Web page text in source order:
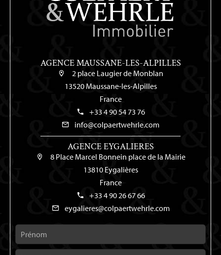
AGENCE MAUSSANE-LES-ALPILLES
2 place Laugier de Monblan
13520 Maussane-les-Alpilles
France
+33 4 90 54 73 76
info@colpaertwehrle.com
AGENCE EYGALIERES
8 Place Marcel Bonnein place de la Mairie
13810 Eygalières
France
+33 4 90 26 67 66
eygalieres@colpaertwehrle.com